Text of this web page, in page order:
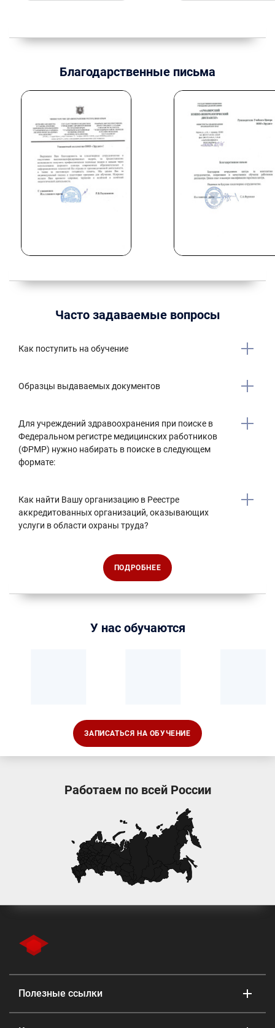
Благодарственные письма
Часто задаваемые вопросы
Как поступить на обучение
Образцы выдаваемых документов
Для учреждений здравоохранения при поиске в
Федеральном регистре медицинских работников
(ФРМР) нужно набирать в поиске в следующем
формате:
Как найти Вашу организацию в Реестре
аккредитованных организаций, оказывающих
услуги в области охраны труда?
ПОДРОБНЕЕ
У нас обучаются
ЗАПИСАТЬСЯ НА ОБУЧЕНИЕ
Работаем по всей России
Полезные ссылки